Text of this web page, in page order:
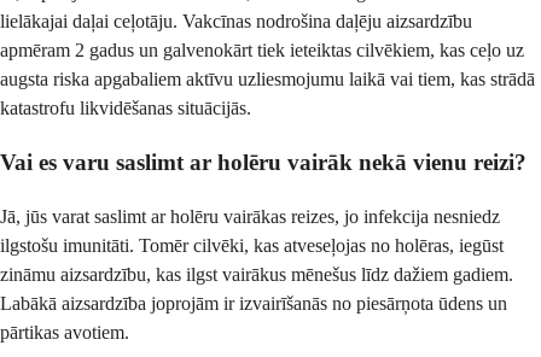
lielākajai daļai ceļotāju. Vakcīnas nodrošina daļēju aizsardzību
apmēram 2 gadus un galvenokārt tiek ieteiktas cilvēkiem, kas ceļo uz
augsta riska apgabaliem aktīvu uzliesmojumu laikā vai tiem, kas strādā
katastrofu likvidēšanas situācijās.
Vai es varu saslimt ar holēru vairāk nekā vienu reizi?
Jā, jūs varat saslimt ar holēru vairākas reizes, jo infekcija nesniedz
ilgstošu imunitāti. Tomēr cilvēki, kas atveseļojas no holēras, iegūst
zināmu aizsardzību, kas ilgst vairākus mēnešus līdz dažiem gadiem.
Labākā aizsardzība joprojām ir izvairīšanās no piesārņota ūdens un
pārtikas avotiem.